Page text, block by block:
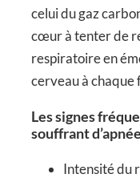
celui du gaz
cœur à tenter de
respiratoire en
cerveau à chaque
Les signes
souffrant
Intensité du